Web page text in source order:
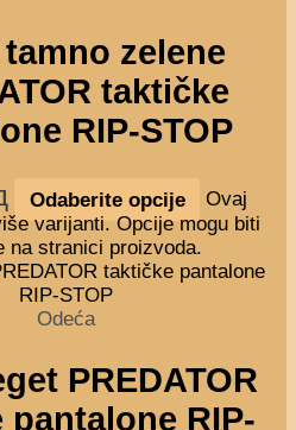
zelene
taktičke
RIP-STOP
Odaberite opcije
Ovaj
varijanti. Opcije mogu biti
na stranici proizvoda.
Odeća
PREDATOR
RIP-